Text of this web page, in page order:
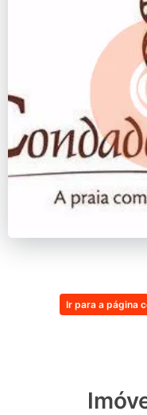
Ir para a página